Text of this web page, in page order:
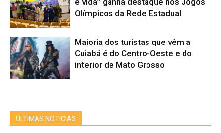
e vida” ganha destaque nos Jogos
Olímpicos da Rede Estadual
Maioria dos turistas que vêm a
Cuiabá é do Centro-Oeste e do
interior de Mato Grosso
ÚLTIMAS NOTÍCIAS